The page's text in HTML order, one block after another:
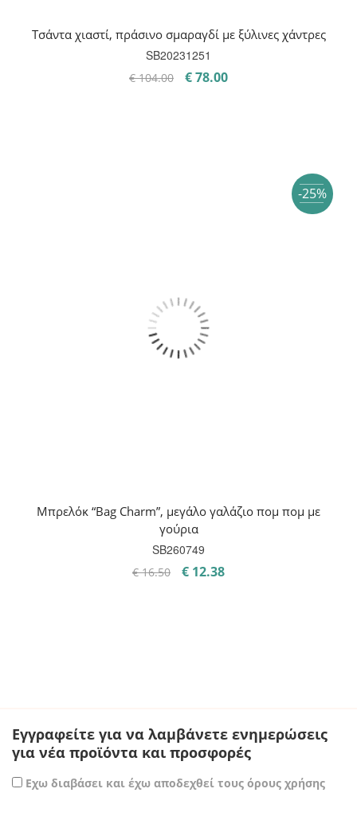
Τσάντα χιαστί, πράσινο σμαραγδί με ξύλινες χάντρες
SB20231251
€104.00
Original
€78.00Η
-25%
Μπρελόκ “Bag Charm”, μεγάλο γαλάζιο πομ πομ με
γούρια
SB260749
€16.50
Original
€ 12.38Η
Εγγραφείτε για να λαμβάνετε ενημερώσεις
για νέα προϊόντα και προσφορές
Εχω διαβάσει και έχω αποδεχθεί τους όρους χρήσης